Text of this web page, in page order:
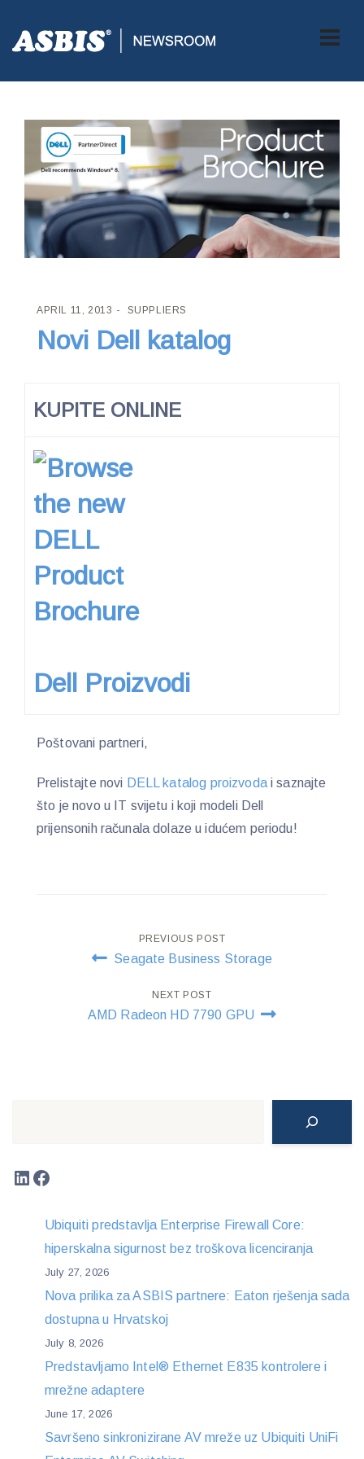
ASBIS CROATIA > SUPPLIERS> NOVI DELL KATALOG
APRIL 11, 2013 SUPPLIERS
Novi Dell katalog
KUPITE ONLINE
Dell Proizvodi
Poštovani partneri,
Prelistajte novi DELL katalog proizvodai saznajte
što je novo u IT svijetu i koji modeli Dell
prijensonih računala dolaze u idućem periodu!
navigation
PREVIOUS POST
Seagate Business Storage
NEXT POST
AMD Radeon HD 7790 GPU
LinkedIn
Facebook
Ubiquiti predstavlja Enterprise Firewall Core:
hiperskalna sigurnost bez troškova licenciranja
July 27, 2026
Nova prilika za ASBIS partnere: Eaton rješenja sada
dostupna u Hrvatskoj
July 8, 2026
Predstavljamo Intel® Ethernet E835 kontrolere i
mrežne adaptere
June 17, 2026
Savršeno sinkronizirane AV mreže uz Ubiquiti UniFi